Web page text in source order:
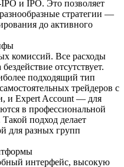
и IPO. Это позволяет
стратегии —
до активного
комиссий. Все расходы
отсутствует.
подходящий тип
трейдеров с
и Expert Account — для
в профессиональной
подход делает
для разных групп
интерфейс, высокую